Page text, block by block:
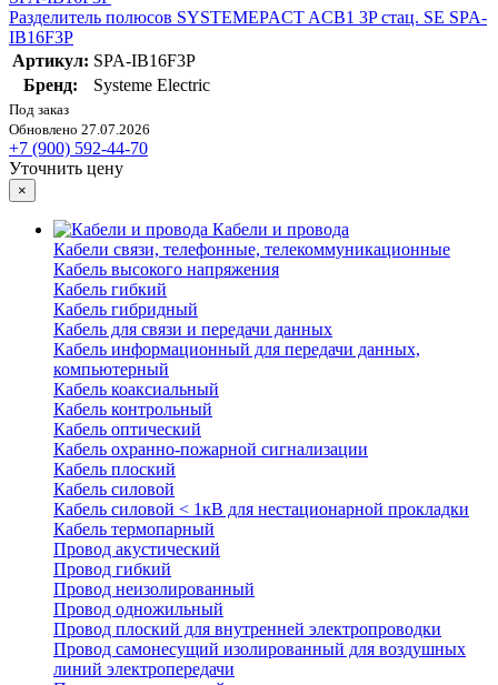
Разделитель полюсов SYSTEMEPACT ACB1 3P стац. SE SPA-
IB16F3P
Артикул: SPA-IB16F3P
Бренд:
Systeme Electric
Под заказ
Обновлено 27.07.2026
+7 (900) 592-44-70
Уточнить цену
×
Кабели и провода
Кабели связи, телефонные, телекоммуникационные
Кабель высокого напряжения
Кабель гибкий
Кабель гибридный
Кабель для связи и передачи данных
Кабель информационный для передачи данных,
компьютерный
Кабель коаксиальный
Кабель контрольный
Кабель оптический
Кабель охранно-пожарной сигнализации
Кабель плоский
Кабель силовой
Кабель силовой < 1кВ для нестационарной прокладки
Кабель термопарный
Провод акустический
Провод гибкий
Провод неизолированный
Провод одножильный
Провод плоский для внутренней электропроводки
Провод самонесущий изолированный для воздушных
линий электропередачи